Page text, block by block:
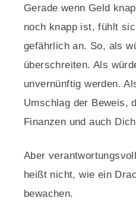
Gerade wenn Geld
noch knapp ist, fühlt
gefährlich an. So, als
überschreiten. Als
unvernünftig werden.
Umschlag der Beweis,
Finanzen und auch
Aber
heißt nicht, wie ein
bewachen.